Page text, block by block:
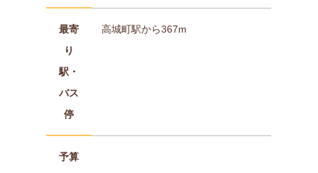
最寄
り
駅・
バス
停
高城町駅から367m
予算